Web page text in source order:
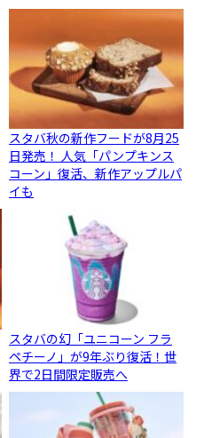
スタバ秋の新作フードが8月25
日発売！ 人気「パンプキンス
コーン」復活、新作アップルパ
イも
スタバの幻「ユニコーン フラ
ペチーノ」が9年ぶり復活！世
界で2日間限定販売へ